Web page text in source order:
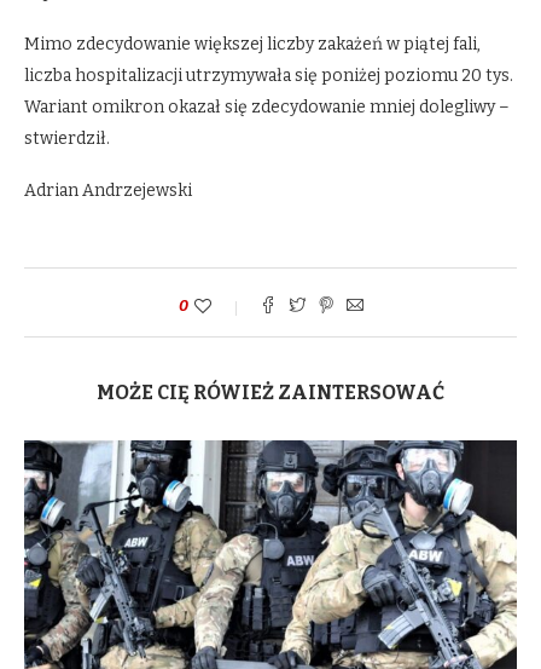
Mimo zdecydowanie większej liczby zakażeń w piątej fali,
liczba hospitalizacji utrzymywała się poniżej poziomu 20 tys.
Wariant omikron okazał się zdecydowanie mniej dolegliwy –
stwierdził.
Adrian Andrzejewski
0
MOŻE CIĘ RÓWIEŻ ZAINTERSOWAĆ